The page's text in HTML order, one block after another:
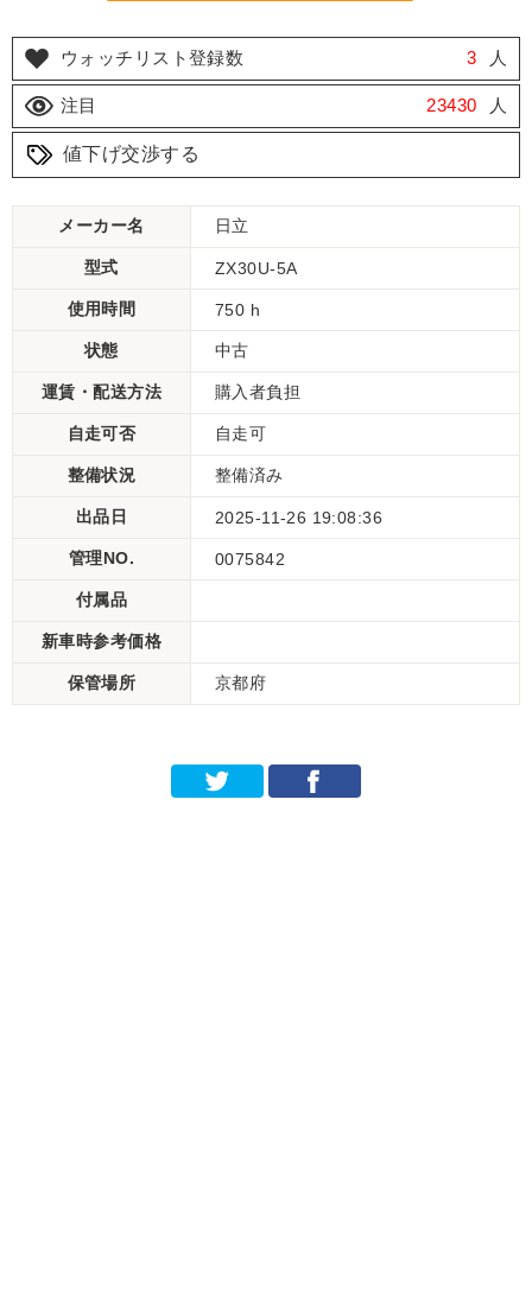
ウォッチリスト登録数 3 人
注目 23430 人
値下げ交渉する
メーカー名 日立
型式 ZX30U-5A
使用時間 750 h
状態 中古
運賃・配送方法 購入者負担
自走可否 自走可
整備状況 整備済み
出品日 2025-11-26 19:08:36
管理NO. 0075842
付属品
新車時参考価格
保管場所 京都府